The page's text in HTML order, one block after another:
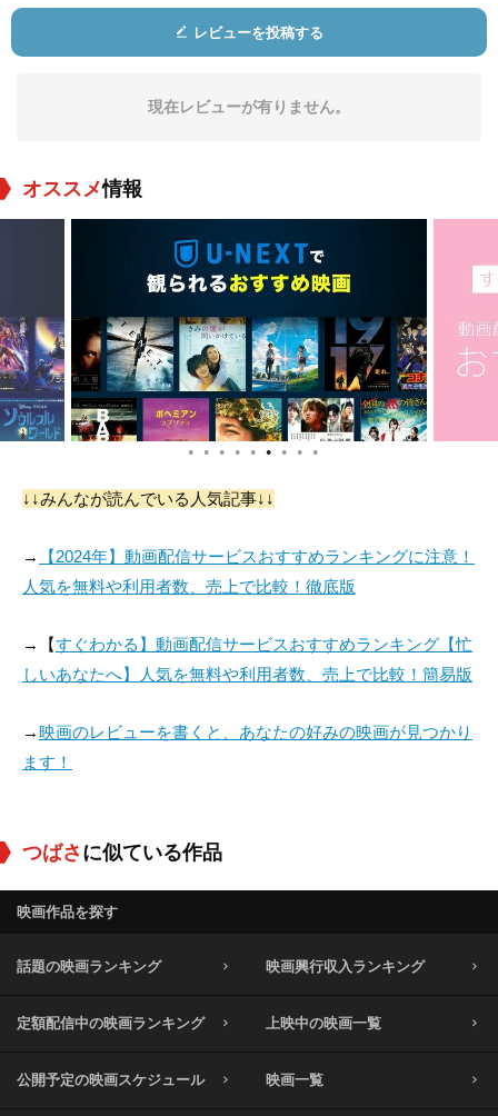
ン・ゴードン
ヘンリー・B・ウォル
ソール
ャル
役：Peasant (uncred
ited)
ヘッダ・ホッパー
役：Mrs. Powell (un
credited)
ジョージ・アービン
役：Mr. Powell (unc
redited)
ルマン
役：Doughboy (uncr
edited)
レビューを投稿する
現在レビューが有りません。
オススメ情報
● ● ● ● ● ● ● ● ●
↓↓みんなが読んでいる人気記事↓↓
→
【2024年】動画配信サービスおすすめランキングに注意！
人気を無料や利用者数、売上で比較！徹底版
→【すぐわかる】動画配信サービスおすすめランキング【忙
しいあなたへ】人気を無料や利用者数、売上で比較！簡易版
→映画のレビューを書くと、あなたの好みの映画が見つかり
ます！
つばさ に似ている作品
映画作品を探す
話題の映画ランキング 映画興行収入ランキング
定額配信中の映画ランキング 上映中の映画一覧
公開予定の映画スケジュール 映画一覧